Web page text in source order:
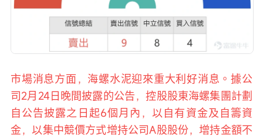
市場消息方面，海螺水泥迎來重大利好消息。據公
司2月24日晚間披露的公告，控股股東海螺集團計劃
自公告披露之日起6個月內，以自有資金及自籌資
金，以集中競價方式增持公司A股股份，增持金額不